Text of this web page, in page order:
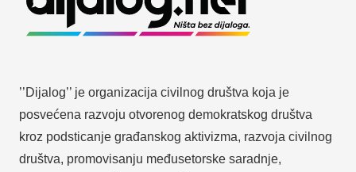
’’Dijalog’’ je organizacija civilnog društva koja je
posvećena razvoju otvorenog demokratskog društva
kroz podsticanje građanskog aktivizma, razvoja civilnog
društva, promovisanju međusetorske saradnje,